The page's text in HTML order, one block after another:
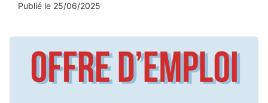
Publié le 25/06/2025